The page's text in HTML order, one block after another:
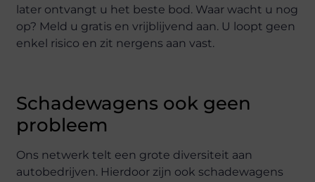
later ontvangt u het beste bod. Waar wacht u nog
op? Meld u gratis en vrijblijvend aan. U loopt geen
enkel risico en zit nergens aan vast.
Schadewagens ook geen
probleem
Ons netwerk telt een grote diversiteit aan
autobedrijven. Hierdoor zijn ook schadewagens